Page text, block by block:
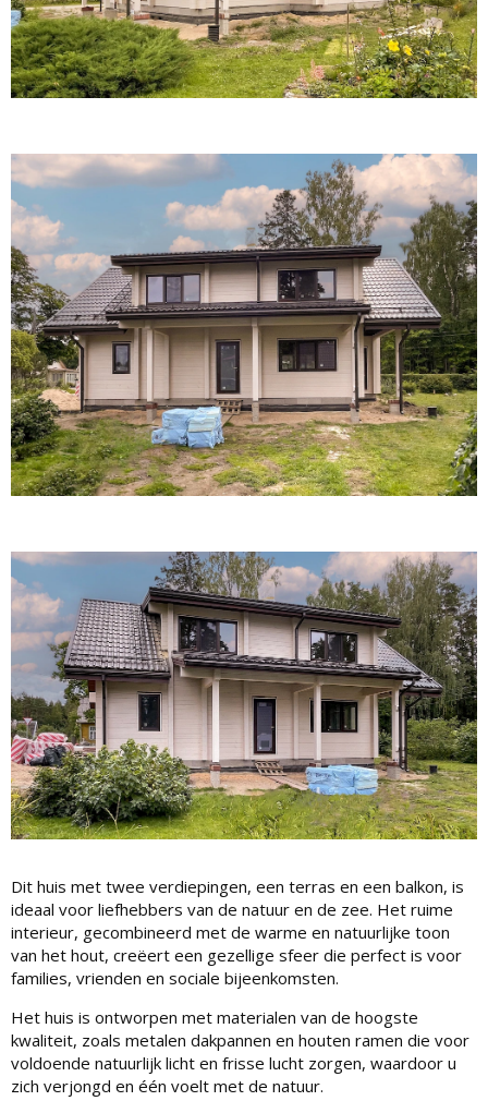
Dit huis met twee verdiepingen, een terras en een balkon, is
ideaal voor liefhebbers van de natuur en de zee. Het ruime
interieur, gecombineerd met de warme en natuurlijke toon
van het hout, creëert een gezellige sfeer die perfect is voor
families, vrienden en sociale bijeenkomsten.
Het huis is ontworpen met materialen van de hoogste
kwaliteit, zoals metalen dakpannen en houten ramen die voor
voldoende natuurlijk licht en frisse lucht zorgen, waardoor u
zich verjongd en één voelt met de natuur.